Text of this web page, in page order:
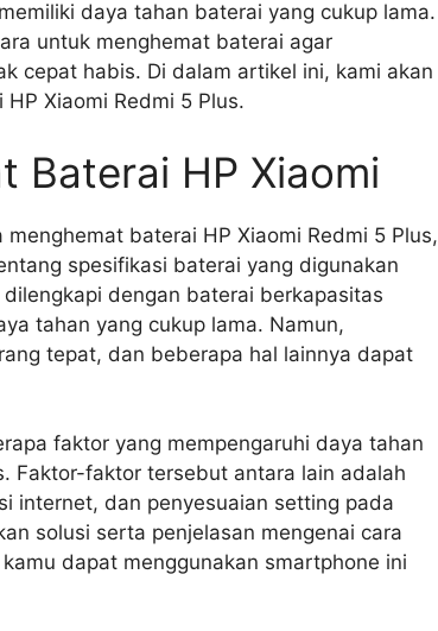
daya tahan baterai yang cukup lama.
untuk menghemat baterai agar
cepat habis. Di dalam artikel ini, kami akan
Xiaomi Redmi 5 Plus.
Baterai HP Xiaomi
baterai HP Xiaomi Redmi 5 Plus,
spesifikasi baterai yang digunakan
dengan baterai berkapasitas
tahan yang cukup lama. Namun,
tepat, dan beberapa hal lainnya dapat
faktor yang mempengaruhi daya tahan
Faktor-faktor tersebut antara lain adalah
internet, dan penyesuaian setting pada
solusi serta penjelasan mengenai cara
dapat menggunakan smartphone ini